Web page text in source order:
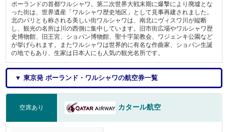
ポーランドの首都ワルシャワ。第二次世界大戦末期に爆撃により廃墟とな
った街は、世界遺産「ワルシャワ歴史地区」として見事再建されました。
北のパリとも称される美しい街ワルシャワは、南北にヴィスワ川が縦断
し、観光の名所は川の西側に集中しています。旧市街広場やワルシャワ歴
史博物館、旧王宮、ショパン博物館、聖十字架教会、ワジェンキ公園など
が挙げられます。またワルシャワは世界的に有名な作曲家、ショパン生誕
の地でもあり、生家は日本人にも人気の観光名所です。
▼ 東京発 ポーランド・ワルシャワの航空券一覧
空席あり カタール航空